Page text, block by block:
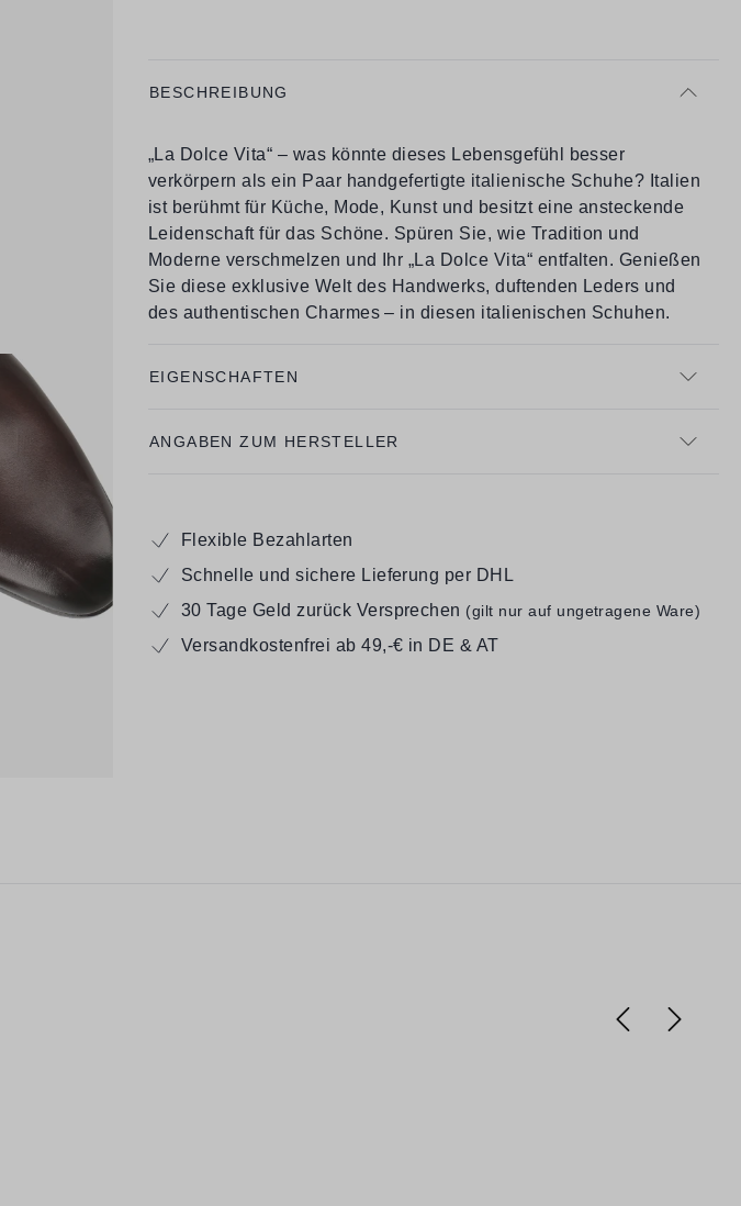
BESCHREIBUNG
„La Dolce Vita“ – was könnte dieses Lebensgefühl besser
verkörpern als ein Paar handgefertigte italienische Schuhe? Italien
ist berühmt für Küche, Mode, Kunst und besitzt eine ansteckende
Leidenschaft für das Schöne. Spüren Sie, wie Tradition und
Moderne verschmelzen und Ihr „La Dolce Vita“ entfalten. Genießen
Sie diese exklusive Welt des Handwerks, duftenden Leders und
des authentischen Charmes – in diesen italienischen Schuhen.
EIGENSCHAFTEN
ANGABEN ZUM HERSTELLER
Flexible Bezahlarten
Schnelle und sichere Lieferung per DHL
30 Tage Geld zurück Versprechen (gilt nur auf ungetragene Ware)
Versandkostenfrei ab 49,-€ in DE & AT